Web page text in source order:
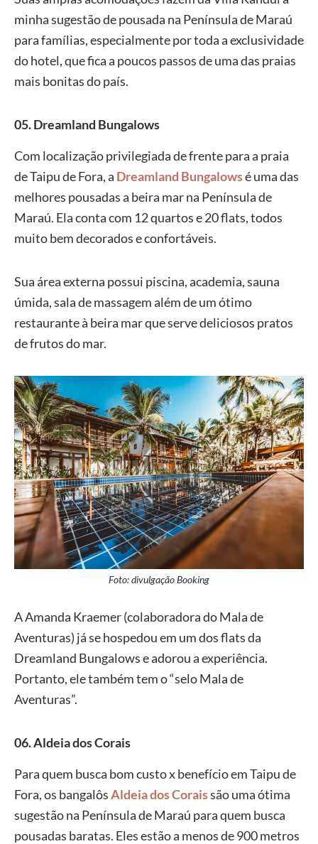
minha sugestão de pousada na Península de Maraú
para famílias, especialmente por toda a exclusividade
do hotel, que fica a poucos passos de uma das praias
mais bonitas do país.
05. Dreamland Bungalows
Com localização privilegiada de frente para a praia
de Taipu de Fora, a Dreamland Bungalowsé uma das
melhores pousadas a beira mar na Península de
Maraú. Ela conta com 12 quartos e 20 flats, todos
muito bem decorados e confortáveis.
Sua área externa possui piscina, academia, sauna
úmida, sala de massagem além de um ótimo
restaurante à beira mar que serve deliciosos pratos
de frutos do mar.
Foto: divulgação Booking
A Amanda Kraemer (colaboradora do Mala de
Aventuras) já se hospedou em um dos flats da
Dreamland Bungalows e adorou a experiência.
Portanto, ele também tem o “selo Mala de
Aventuras”.
06. Aldeia dos Corais
Para quem busca bom custo x benefício em Taipu de
Fora, os bangalôsAldeia dos Coraissão uma ótima
sugestão na Península de Maraú para quem busca
pousadas baratas. Eles estão a menos de 900 metros